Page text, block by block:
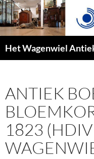
Het Wagenwiel
ANTIEK
1823